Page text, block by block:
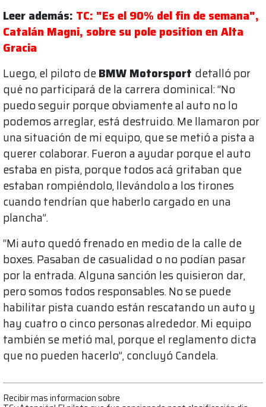
Leer además: TC: "Es el 90% del fin de semana",
Catalán Magni, sobre su pole position en Alta
Gracia
Luego, el piloto deBMW Motorsport detalló por
qué no participará de la carrera dominical: “No
puedo seguir porque obviamente al auto no lo
podemos arreglar, está destruido. Me llamaron por
una situación de mi equipo, que se metió a pista a
querer colaborar. Fueron a ayudar porque el auto
estaba en pista, porque todos acá gritaban que
estaban rompiéndolo, llevándolo a los tirones
cuando tendrían que haberlo cargado en una
plancha”.
“Mi auto quedó frenado en medio de la calle de
boxes. Pasaban de casualidad o no podían pasar
por la entrada. Alguna sanción les quisieron dar,
pero somos todos responsables. No se puede
habilitar pista cuando están rescatando un auto y
hay cuatro o cinco personas alrededor. Mi equipo
también se metió mal, porque el reglamento dicta
que no pueden hacerlo”, concluyó Candela.
Recibir mas informacion sobre